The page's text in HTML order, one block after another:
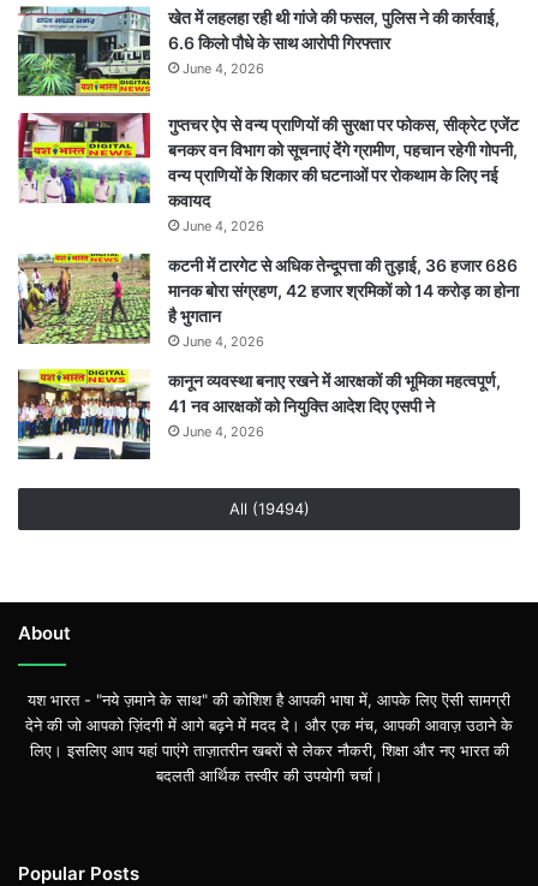
खेत में लहलहा रही थी गांजे की फसल, पुलिस ने की कार्रवाई,
6.6 किलो पौधे के साथ आरोपी गिरफ्तार
June 4, 2026
गुप्तचर ऐप से वन्य प्राणियों की सुरक्षा पर फोकस, सीक्रेट एजेंट
बनकर वन विभाग को सूचनाएं देेंगे ग्रामीण, पहचान रहेगी गोपनी,
वन्य प्राणियों के शिकार की घटनाओं पर रोकथाम के लिए नई
कवायद
June 4, 2026
कटनी में टारगेट से अधिक तेन्दूपत्ता की तुड़ाई, 36 हजार 686
मानक बोरा संग्रहण, 42 हजार श्रमिकों को 14 करोड़ का होना
है भुगतान
June 4, 2026
कानून व्यवस्था बनाए रखने में आरक्षकों की भूमिका महत्वपूर्ण,
41 नव आरक्षकों को नियुक्ति आदेश दिए एसपी ने
June 4, 2026
All (19494)
About
यश भारत - "नये ज़माने के साथ" की कोशिश है आपकी भाषा में, आपके लिए ऎसी सामग्री
देने की जो आपको ज़िंदगी में आगे बढ़ने में मदद दे। और एक मंच, आपकी आवाज़ उठाने के
लिए। इसलिए आप यहां पाएंगे ताज़ातरीन खबरों से लेकर नौकरी, शिक्षा और नए भारत की
बदलती आर्थिक तस्वीर की उपयोगी चर्चा।
Popular Posts